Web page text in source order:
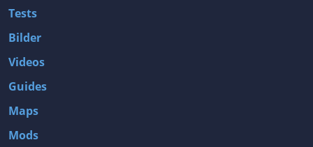
Tests
Bilder
Videos
Guides
Maps
Mods